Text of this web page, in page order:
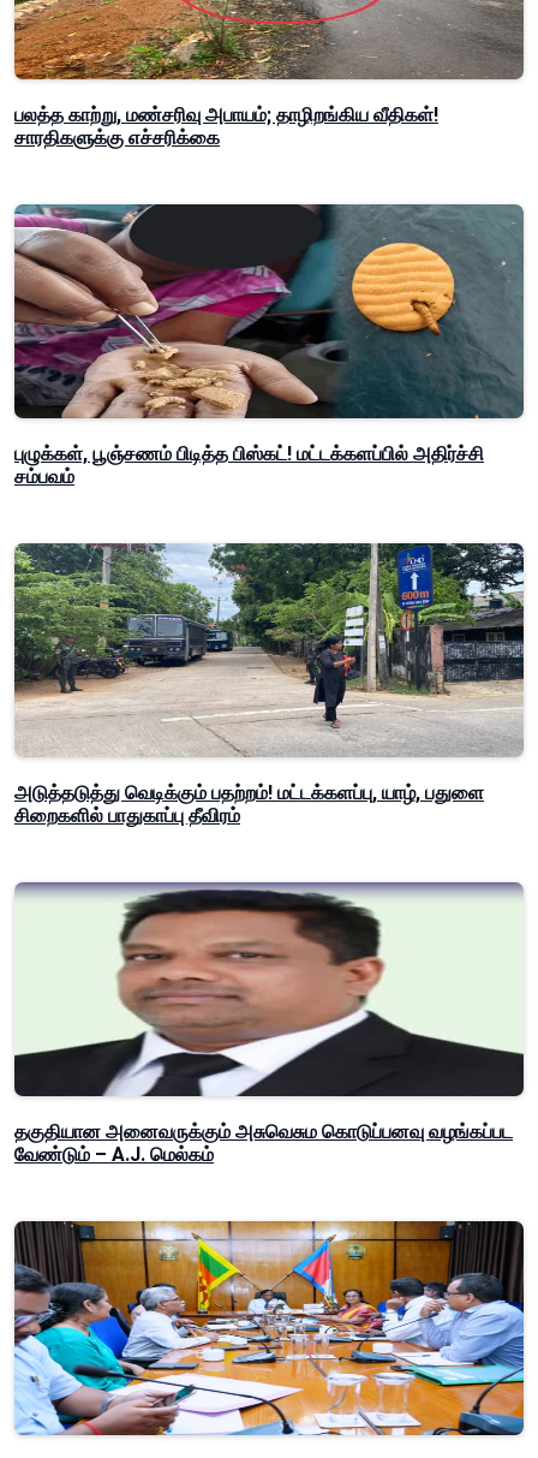
பலத்த காற்று, மண்சரிவு அபாயம்; தாழிறங்கிய வீதிகள்!
சாரதிகளுக்கு எச்சரிக்கை
புழுக்கள், பூஞ்சணம் பிடித்த பிஸ்கட்! மட்டக்களப்பில் அதிர்ச்சி
சம்பவம்
அடுத்தடுத்து வெடிக்கும் பதற்றம்! மட்டக்களப்பு, யாழ், பதுளை
சிறைகளில் பாதுகாப்பு தீவிரம்
தகுதியான அனைவருக்கும் அசுவெசும கொடுப்பனவு வழங்கப்பட
வேண்டும் – A.J. மெல்கம்